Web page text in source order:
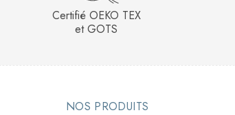
Certifié OEKO TEX
et GOTS
NOS PRODUITS